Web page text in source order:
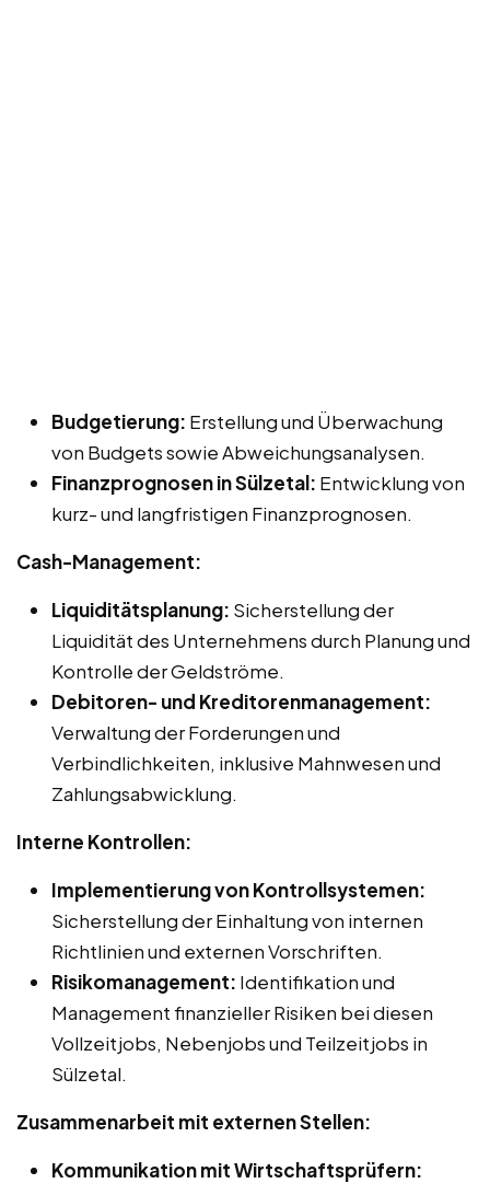
Budgetierung: Erstellung und Überwachung
von Budgets sowie Abweichungsanalysen.
Finanzprognosen in Sülzetal: Entwicklung von
kurz- und langfristigen Finanzprognosen.
Cash-Management:
Liquiditätsplanung: Sicherstellung der
Liquidität des Unternehmens durch Planung und
Kontrolle der Geldströme.
Debitoren- und Kreditorenmanagement:
Verwaltung der Forderungen und
Verbindlichkeiten, inklusive Mahnwesen und
Zahlungsabwicklung.
Interne Kontrollen:
Implementierung von Kontrollsystemen:
Sicherstellung der Einhaltung von internen
Richtlinien und externen Vorschriften.
Risikomanagement: Identifikation und
Management finanzieller Risiken bei diesen
Vollzeitjobs, Nebenjobs und Teilzeitjobs in
Sülzetal.
Zusammenarbeit mit externen Stellen:
Kommunikation mit Wirtschaftsprüfern: